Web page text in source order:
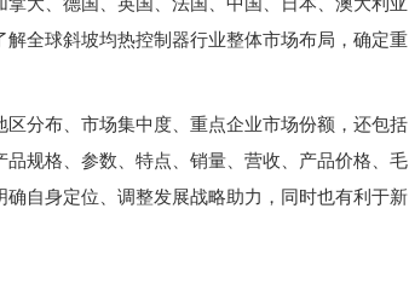
全球斜坡均热控制器行业整体市场布局，确定重
分布、市场集中度、重点企业市场份额，还包括
规格、参数、特点、销量、营收、产品价格、毛
自身定位、调整发展战略助力，同时也有利于新